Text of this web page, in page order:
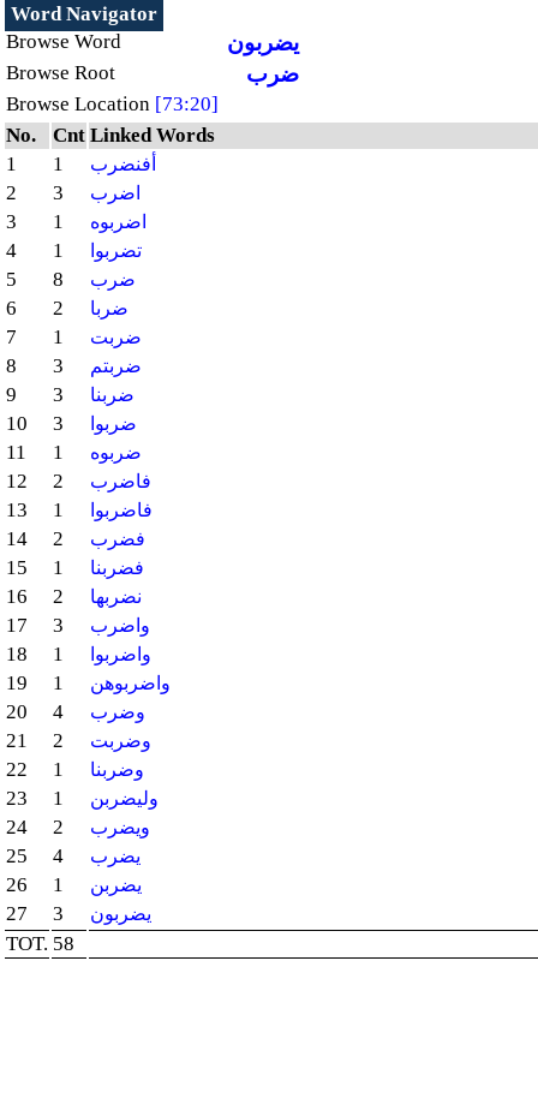
Word Navigator
Browse Word
يضربون
Browse Root ضرب
Browse Location [73:20]
No.
Cnt Linked Words
1
1 أفنضرب
2 3 اضرب
3 1 اضربوه
4 1 تضربوا
5 8 ضرب
6 2 ضربا
7 1 ضربت
8 3 ضربتم
9 3 ضربنا
10 3 ضربوا
11 1 ضربوه
12 2 فاضرب
13 1 فاضربوا
14 2 فضرب
15 1 فضربنا
16 2 نضربها
17 3 واضرب
18 1 واضربوا
19 1 واضربوهن
20 4 وضرب
21 2 وضربت
22 1 وضربنا
23 1 وليضربن
24 2 ويضرب
25 4 يضرب
26 1 يضربن
27 3 يضربون
TOT. 58